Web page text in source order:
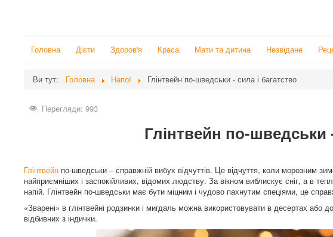
Головна Дієти Здоров'я Краса Мати та дитина Незвідане
Ви тут: Головна Напої Глінтвейн по-шведськи - сила і багатство
Перегляди: 993
Глінтвейн по-шведськи
Глінтвейн по-шведськи – справжній вибух відчуттів. Це відчуття, коли морозним
найприємніших і заспокійливих, відомих людству. За вікном виблискує сніг, а в
напій. Глінтвейн по-шведськи має бути міцним і чудово пахнутим спеціями, це
«Зварені» в глінтвейні родзинки і мигдаль можна використовувати в десертах
відбивних з індички.